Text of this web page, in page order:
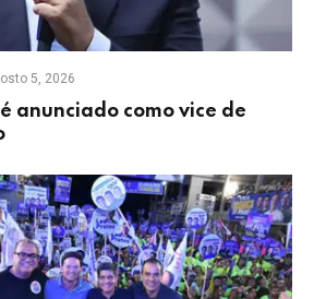
5, 2026
anunciado como vice de